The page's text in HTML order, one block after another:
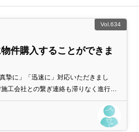
Vol.634
件購入することができま
摯に」「迅速に」対応いただきまし
工会社との繋ぎ連絡も滞りなく進行い
に物件購入することができました。 担
さん/黒瀬さんにはとても感謝していま